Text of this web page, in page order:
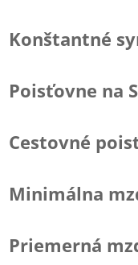
Konštantné
Poisťovne na
Cestovné
Minimálna
Priemerná